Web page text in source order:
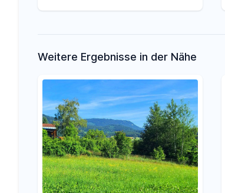
Weitere Ergebnisse in der Nähe